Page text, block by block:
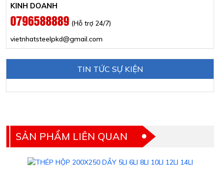
KINH DOANH
0796588889 (Hỗ trợ 24/7)
vietnhatsteelpkd@gmail.com
TIN TỨC SỰ KIỆN
SẢN PHẨM LIÊN QUAN